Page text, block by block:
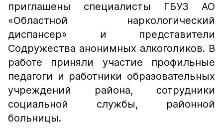
приглашены специалисты ГБУЗ АО
«Областной наркологический
диспансер» и представители
Содружества анонимных алкоголиков. В
работе приняли участие профильные
педагоги и работники образовательных
учреждений района, сотрудники
социальной службы, районной
больницы.